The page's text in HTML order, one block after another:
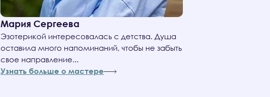
Мария Сергеева
Эзотерикой интересовалась с детства. Душа
оставила много напоминаний, чтобы не забыть
свое направление...
Узнать больше о мастере